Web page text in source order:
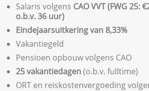
Salaris volgens CAO VVT (FWG 25:
o.b.v. 36 uur)
Eindejaarsuitkering van 8,33%
Vakantiegeld
Pensioen opbouw volgens CAO
25 vakantiedagen(o.b.v. fulltime)
ORT en reiskostenvergoeding